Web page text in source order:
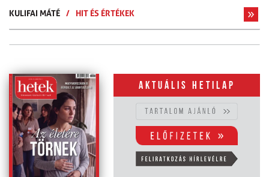
KULIFAI MÁTÉ / HIT ÉS ÉRTÉKEK
Aktuális hetilap